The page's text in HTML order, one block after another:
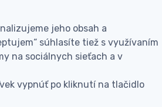
Vyrobíme Vám vlastný
darček
jeho obsah a
súhlasíte tiež s využívaním
na sociálnych sieťach a v
vypnúť po kliknutí na tlačidlo